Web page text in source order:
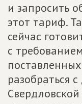
и запросить
этот тариф.
сейчас
с
разобраться